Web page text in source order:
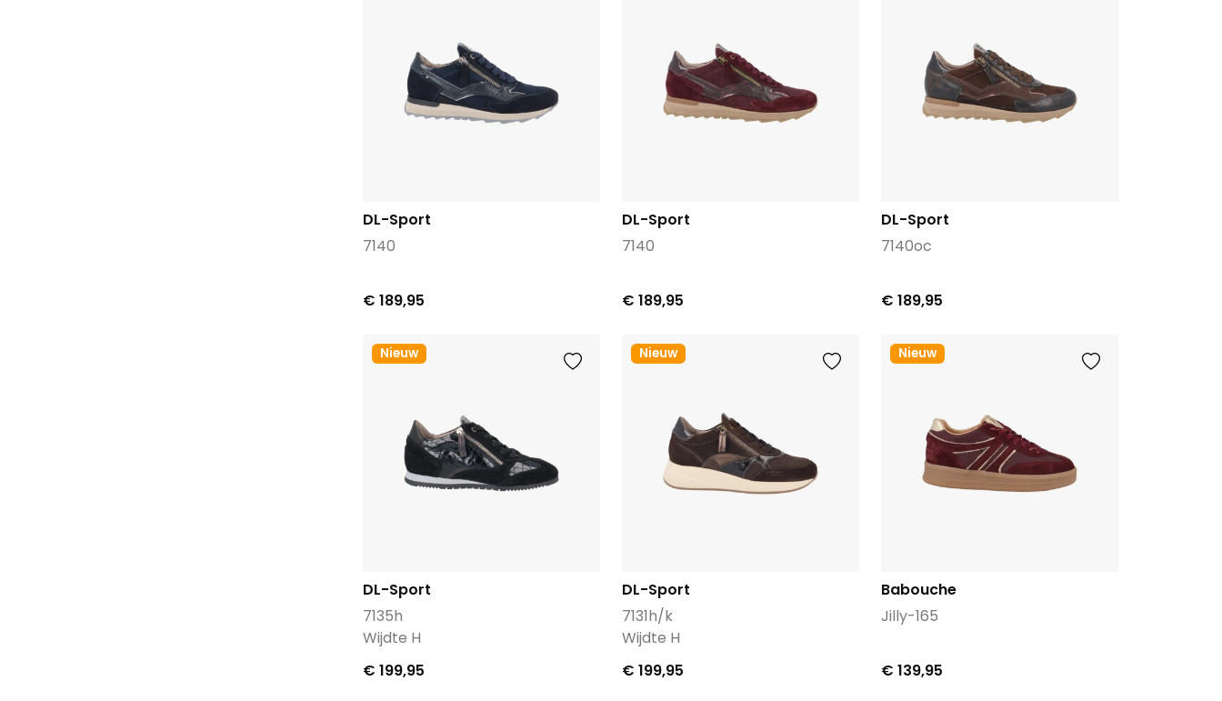
DL-Sport
7140
€ 189,95
DL-Sport
7140
€ 189,95
DL-Sport
7140oc
€ 189,95
Nieuw
DL-Sport
7135h
Wijdte H
€ 199,95
Nieuw
DL-Sport
7131h/k
Wijdte H
€ 199,95
Nieuw
Babouche
Jilly-165
€ 139,95